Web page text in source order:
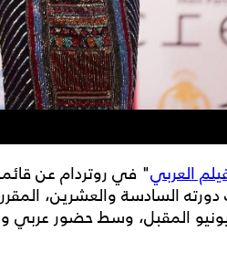
العربي" في روتردام عن قائمة
السادسة والعشرين،
14 حزيران/يونيو المقبل، وسط حضور